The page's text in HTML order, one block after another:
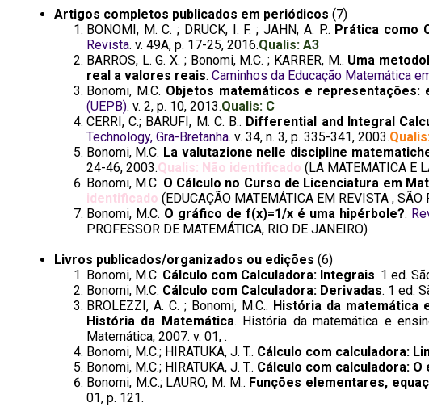
Artigos completos publicados em periódicos (7)
BONOMI, M. C. ; DRUCK, I. F. ; JAHN, A. P.. Prática como
Revista. v. 49A, p. 17-25, 2016.Qualis: A3
BARROS, L. G. X. ; Bonomi, M.C. ; KARRER, M.. Uma
real a valores reais. Caminhos da Educação Matemática
Bonomi, M.C. Objetos matemáticos e representações:
(UEPB). v. 2, p. 10, 2013.Qualis: C
CERRI, C.; BARUFI, M. C. B.. Differential and Integral
Technology, Gra-Bretanha. v. 34, n. 3, p. 335-341, 2003.
Bonomi, M.C. La valutazione nelle discipline
24-46, 2003.Qualis: Não identificado (LA MATEMATICA E
Bonomi, M.C. O Cálculo no Curso de Licenciatura em
identificado (EDUCAÇÃO MATEMÁTICA EM REVISTA , SÃO
Bonomi, M.C. O gráfico de f(x)=1/x é uma hipérbole?.
PROFESSOR DE MATEMÁTICA, RIO DE JANEIRO)
Livros publicados/organizados ou edições (6)
Bonomi, M.C. Cálculo com Calculadora: Integrais. 1 ed.
Bonomi, M.C. Cálculo com Calculadora: Derivadas. 1 ed.
BROLEZZI, A. C. ; Bonomi, M.C.. História da matemática
História da Matemática. História da matemática e
Matemática, 2007. v. 01, .
Bonomi, M.C.; HIRATUKA, J. T.. Cálculo com calculadora:
Bonomi, M.C.; HIRATUKA, J. T.. Cálculo com calculadora:
Bonomi, M.C.; LAURO, M. M.. Funções elementares,
01, p. 121.